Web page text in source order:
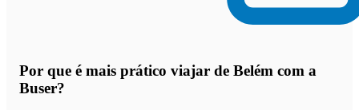
Por que é mais prático viajar de Belém com a
Buser?